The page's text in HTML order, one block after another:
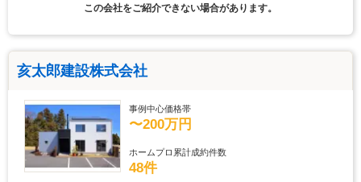
この会社をご紹介できない場合があります。
亥太郎建設株式会社
事例中心価格帯
〜200万円
ホームプロ累計成約件数
48件